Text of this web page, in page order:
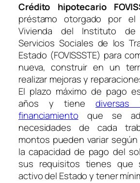
Crédito hipotecario
préstamo otorgado por
Vivienda del Instituto de
Servicios Sociales de los
Estado (FOVISSSTE) para
nueva, construir en un
realizar mejoras y
El plazo máximo de pago
años y tienediversas
financiamiento que se
necesidades de cada
montos pueden variar
la capacidad de pago del
sus requisitos tienes que
activo del Estado y tener